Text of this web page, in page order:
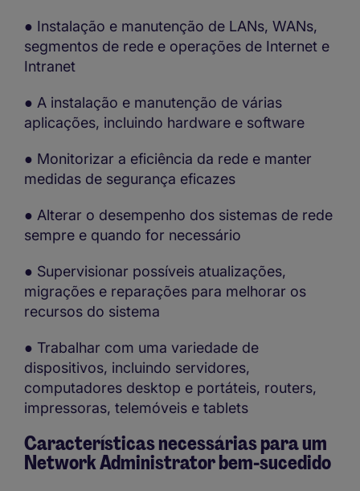
● Instalação e manutenção de LANs, WANs,
segmentos de rede e operações de Internet e
Intranet
● A instalação e manutenção de várias
aplicações, incluindo hardware e software
● Monitorizar a eficiência da rede e manter
medidas de segurança eficazes
● Alterar o desempenho dos sistemas de rede
sempre e quando for necessário
● Supervisionar possíveis atualizações,
migrações e reparações para melhorar os
recursos do sistema
● Trabalhar com uma variedade de
dispositivos, incluindo servidores,
computadores desktop e portáteis, routers,
impressoras, telemóveis e tablets
Características necessárias para um
Network Administrator bem-sucedido